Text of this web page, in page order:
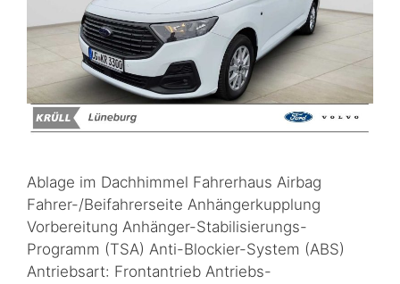
Ablage im Dachhimmel Fahrerhaus Airbag
Fahrer-/Beifahrerseite Anhängerkupplung
Vorbereitung Anhänger-Stabilisierungs-
Programm (TSA) Anti-Blockier-System (ABS)
Antriebsart: Frontantrieb Antriebs-